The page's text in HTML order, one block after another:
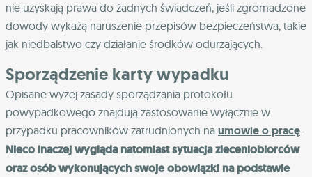
nie uzyskają prawa do żadnych świadczeń, jeśli zgromadzone
dowody wykażą naruszenie przepisów bezpieczeństwa, takie
jak niedbalstwo czy działanie środków odurzających.
Sporządzenie karty wypadku
Opisane wyżej zasady sporządzania protokołu
powypadkowego znajdują zastosowanie wyłącznie w
przypadku pracowników zatrudnionych na umowie o pracę.
Nieco inaczej wygląda natomiast sytuacja zleceniobiorców
oraz osób wykonujących swoje obowiązki na podstawie